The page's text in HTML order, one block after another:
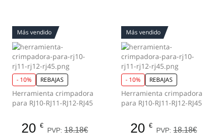
Más vendido
- 10% REBAJAS
Herramienta crimpadora
para RJ10-RJ11-RJ12-RJ45
20 €
PVP: 18.18€
Más vendido
- 10% REBAJAS
Herramienta crimpadora
para RJ10-RJ11-RJ12-RJ45
20 €
PVP: 18.18€